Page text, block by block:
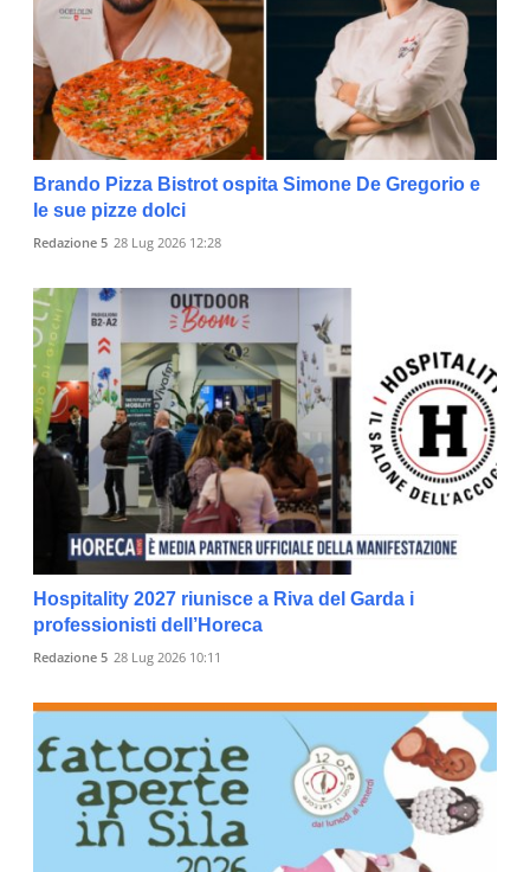
Brando Pizza Bistrot ospita Simone De Gregorio e
le sue pizze dolci
Redazione 5 28 Lug 2026 12:28
Hospitality 2027 riunisce a Riva del Garda i
professionisti dell’Horeca
Redazione 5 28 Lug 2026 10:11